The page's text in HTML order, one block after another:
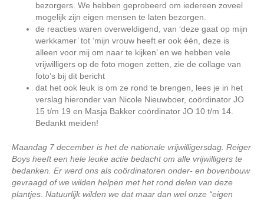
bezorgers. We hebben geprobeerd om iedereen zoveel
mogelijk zijn eigen mensen te laten bezorgen.
de reacties waren overweldigend, van ‘deze gaat op mijn
werkkamer’ tot ‘mijn vrouw heeft er ook één, deze is
alleen voor mij om naar te kijken’ en we hebben vele
vrijwilligers op de foto mogen zetten, zie de collage van
foto’s bij dit bericht
dat het ook leuk is om ze rond te brengen, lees je in het
verslag hieronder van Nicole Nieuwboer, coördinator JO
15 t/m 19 en Masja Bakker coördinator JO 10 t/m 14.
Bedankt meiden!
Maandag 7 december is het de nationale vrijwilligersdag. Reiger
Boys heeft een hele leuke actie bedacht om alle vrijwilligers te
bedanken. Er werd ons als coördinatoren onder- en bovenbouw
gevraagd of we wilden helpen met het rond delen van deze
plantjes. Natuurlijk wilden we dat maar dan wel onze “eigen